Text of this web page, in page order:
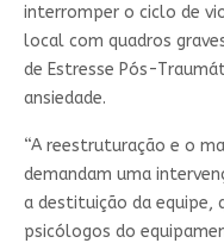
interromper o ciclo de
local com quadros
de Estresse Pós-
ansiedade.
“A reestruturação e o
demandam uma
a destituição da equipe,
psicólogos do